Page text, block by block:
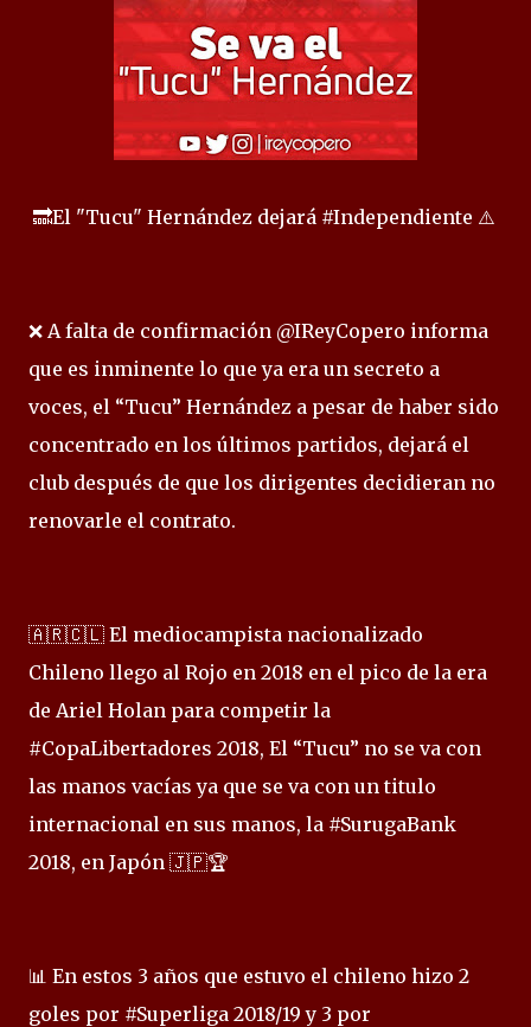
🔜El "Tucu" Hernández dejará #Independiente ⚠️
❌ A falta de confirmación @IReyCopero informa
que es inminente lo que ya era un secreto a
voces, el “Tucu” Hernández a pesar de haber sido
concentrado en los últimos partidos, dejará el
club después de que los dirigentes decidieran no
renovarle el contrato.
🇦🇷🇨🇱 El mediocampista nacionalizado
Chileno llego al Rojo en 2018 en el pico de la era
de Ariel Holan para competir la
#CopaLibertadores 2018, El “Tucu” no se va con
las manos vacías ya que se va con un titulo
internacional en sus manos, la #SurugaBank
2018, en Japón 🇯🇵🏆
📊 En estos 3 años que estuvo el chileno hizo 2
goles por #Superliga 2018/19 y 3 por